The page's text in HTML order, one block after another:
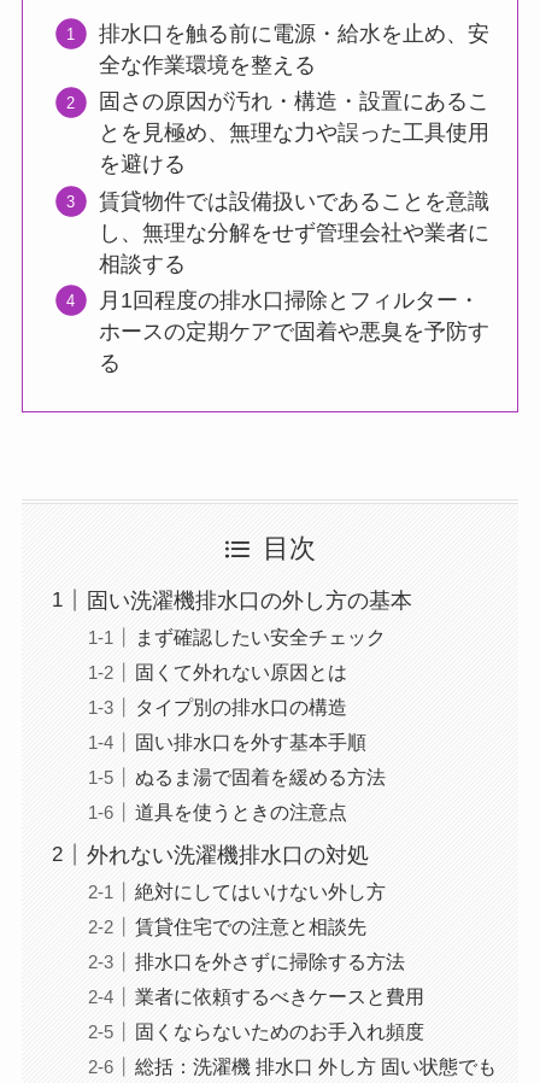
排水口を触る前に電源・給水を止め、安
全な作業環境を整える
固さの原因が汚れ・構造・設置にあるこ
とを見極め、無理な力や誤った工具使用
を避ける
賃貸物件では設備扱いであることを意識
し、無理な分解をせず管理会社や業者に
相談する
月1回程度の排水口掃除とフィルター・
ホースの定期ケアで固着や悪臭を予防す
る
目次
固い洗濯機排水口の外し方の基本
まず確認したい安全チェック
固くて外れない原因とは
タイプ別の排水口の構造
固い排水口を外す基本手順
ぬるま湯で固着を緩める方法
道具を使うときの注意点
外れない洗濯機排水口の対処
絶対にしてはいけない外し方
賃貸住宅での注意と相談先
排水口を外さずに掃除する方法
業者に依頼するべきケースと費用
固くならないためのお手入れ頻度
総括：洗濯機 排水口 外し方 固い状態でも